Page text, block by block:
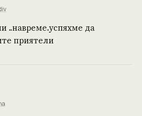
..навреме.успяхме да
приятели